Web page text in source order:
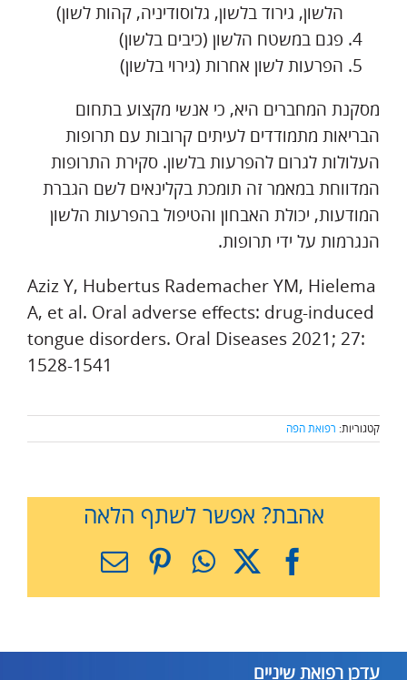
הלשון, גירוד בלשון, גלוסודיניה, קהות לשון)
פגם במשטח הלשון (כיבים בלשון)
הפרעות לשון אחרות (גירוי בלשון)
מסקנת המחברים היא, כי אנשי מקצוע בתחום
הבריאות מתמודדים לעיתים קרובות עם תרופות
העלולות לגרום להפרעות בלשון. סקירת התרופות
המדווחת במאמר זה תומכת בקלינאים לשם הגברת
המודעות, יכולת האבחון והטיפול בהפרעות הלשון
הנגרמות על ידי תרופות.
Aziz Y, Hubertus Rademacher YM, Hielema
A, et al. Oral adverse effects: drug-induced
tongue disorders. Oral Diseases 2021; 27:
1528-1541
קטגוריות: רפואת הפה
אהבת? אפשר לשתף הלאה
Facebook
X
WhatsApp
Pinterest
כתובת
עדכן רפואת שיניים